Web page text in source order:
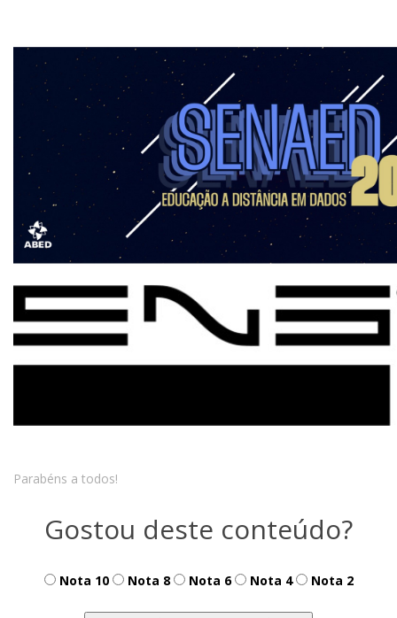
Parabéns a todos!
Gostou deste conteúdo?
Nota 10 Nota 8 Nota 6 Nota 4 Nota 2